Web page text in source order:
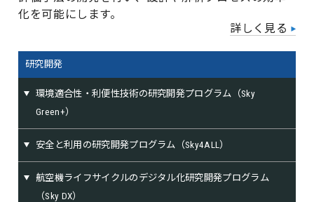
化を可能にします。
詳しく見る
研究開発
環境適合性・利便性技術の研究開発プログラム（Sky
Green+）
安全と利用の研究開発プログラム（Sky4ALL）
航空機ライフサイクルのデジタル化研究開発プログラム
（Sky DX）